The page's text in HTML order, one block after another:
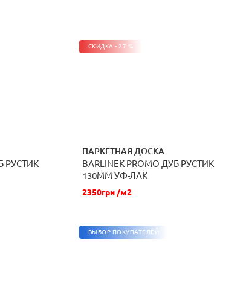
РУСТИК
СКИДКА - 27 %
ПАРКЕТНАЯ ДОСКА
BARLINEK PROMO ДУБ РУСТИК
130ММ УФ-ЛАК
2350грн /м2
ЗАКАЗАТЬ
ВЫБОР ПОКУПАТЕЛЕЙ